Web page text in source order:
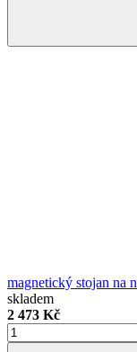
magnetický stojan na
skladem
2 473 Kč